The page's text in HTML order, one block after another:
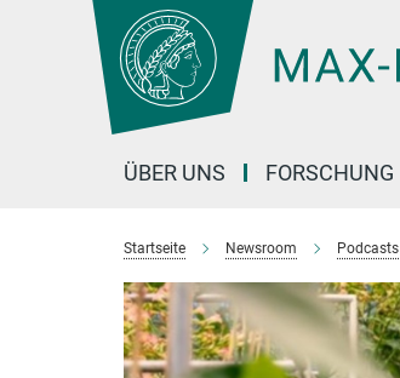
Hauptinhalt
ÜBER UNS FORSCHUNG
Startseite Newsroom Podcasts